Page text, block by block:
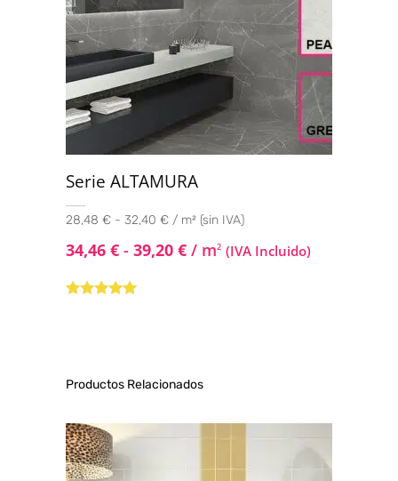
Serie ALTAMURA
28,48 € - 32,40 € / m² (sin IVA)
34,46 € - 39,20 € / m2 (IVA Incluido)
Productos Relacionados